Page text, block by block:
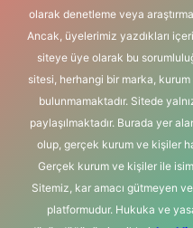
olarak denetleme veya
Ancak, üyelerimiz yazdıkları
siteye üye olarak bu
sitesi, herhangi bir marka, kurum
bulunmamaktadır. Sitede
paylaşılmaktadır. Burada yer
olup, gerçek kurum ve kişiler
Gerçek kurum ve kişiler ile
Sitemiz, kar amacı gütmeyen
platformudur. Hukuka ve